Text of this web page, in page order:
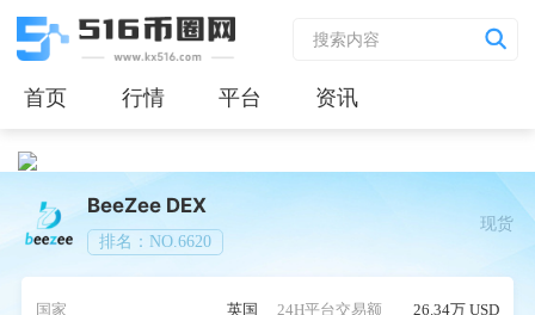
首页 行情 平台 资讯
BeeZee DEX
排名：NO.6620
现货
国家 英国 24H平台交易额 26.34万 USD